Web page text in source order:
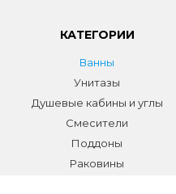
КАТЕГОРИИ
Ванны
Унитазы
Душевые кабины и углы
Смесители
Поддоны
Раковины